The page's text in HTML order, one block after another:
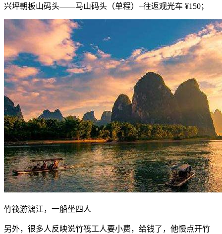
兴坪朝板山码头——马山码头（单程）+往返观光车 ¥150；
竹筏游漓江，一船坐四人
另外，很多人反映说竹筏工人要小费，给钱了，他慢点开竹